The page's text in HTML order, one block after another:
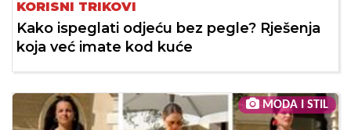
KORISNI TRIKOVI
Kako ispeglati odjeću bez pegle? Rješenja
koja već imate kod kuće
MODA I STIL